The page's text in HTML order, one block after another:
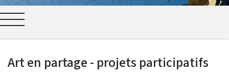
Art en partage - projets participatifs